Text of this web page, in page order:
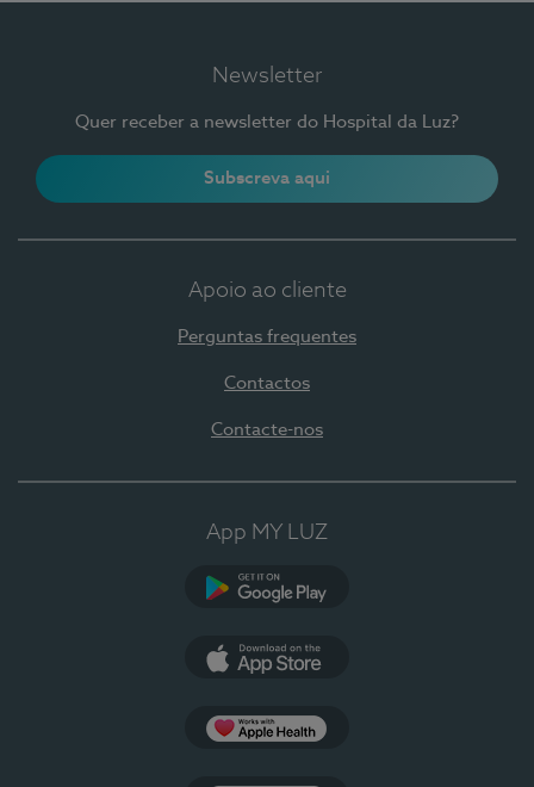
Newsletter
Quer receber a newsletter do Hospital da Luz?
Subscreva aqui
Apoio ao cliente
Perguntas frequentes
Contactos
Contacte-nos
App MY LUZ